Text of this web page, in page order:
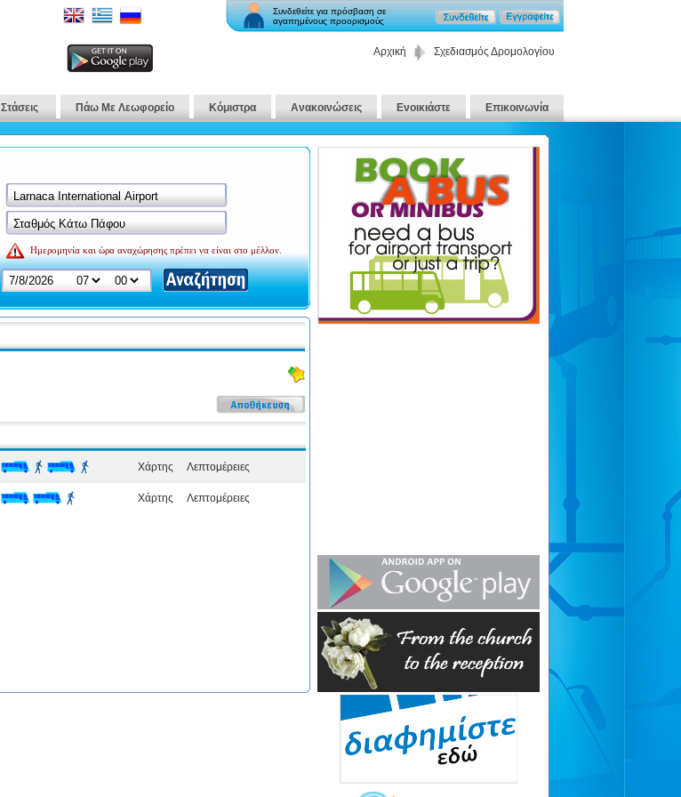
Συνδεθείτε για πρόσβαση σε
αγαπημένους προορισμούς
Αρχική Σχεδιασμός Δρομολογίου
Στάσεις Πάω Με Λεωφορείο Κόμιστρα Ανακοινώσεις Ενοικιάστε Επικοινωνία
Ημερομηνία και ώρα αναχώρησης πρέπει να είναι στο μέλλον.
Χάρτης Λεπτομέρειες
Χάρτης Λεπτομέρειες